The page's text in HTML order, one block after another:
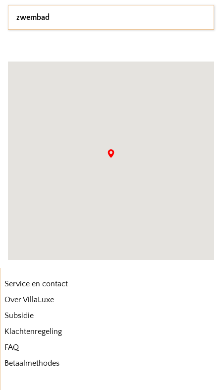
zwembad
Service en contact
Over VillaLuxe
Subsidie
Klachtenregeling
FAQ
Betaalmethodes